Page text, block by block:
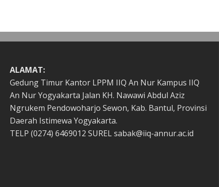
ALAMAT:
Gedung Timur Kantor LPPM IIQ An Nur Kampus IIQ
An Nur Yogyakarta Jalan KH. Nawawi Abdul Aziz
Ngrukem Pendowoharjo Sewon, Kab. Bantul, Provinsi
Daerah Istimewa Yogyakarta.
TELP (0274) 6469012 SUREL sabak@iiq-annur.ac.id